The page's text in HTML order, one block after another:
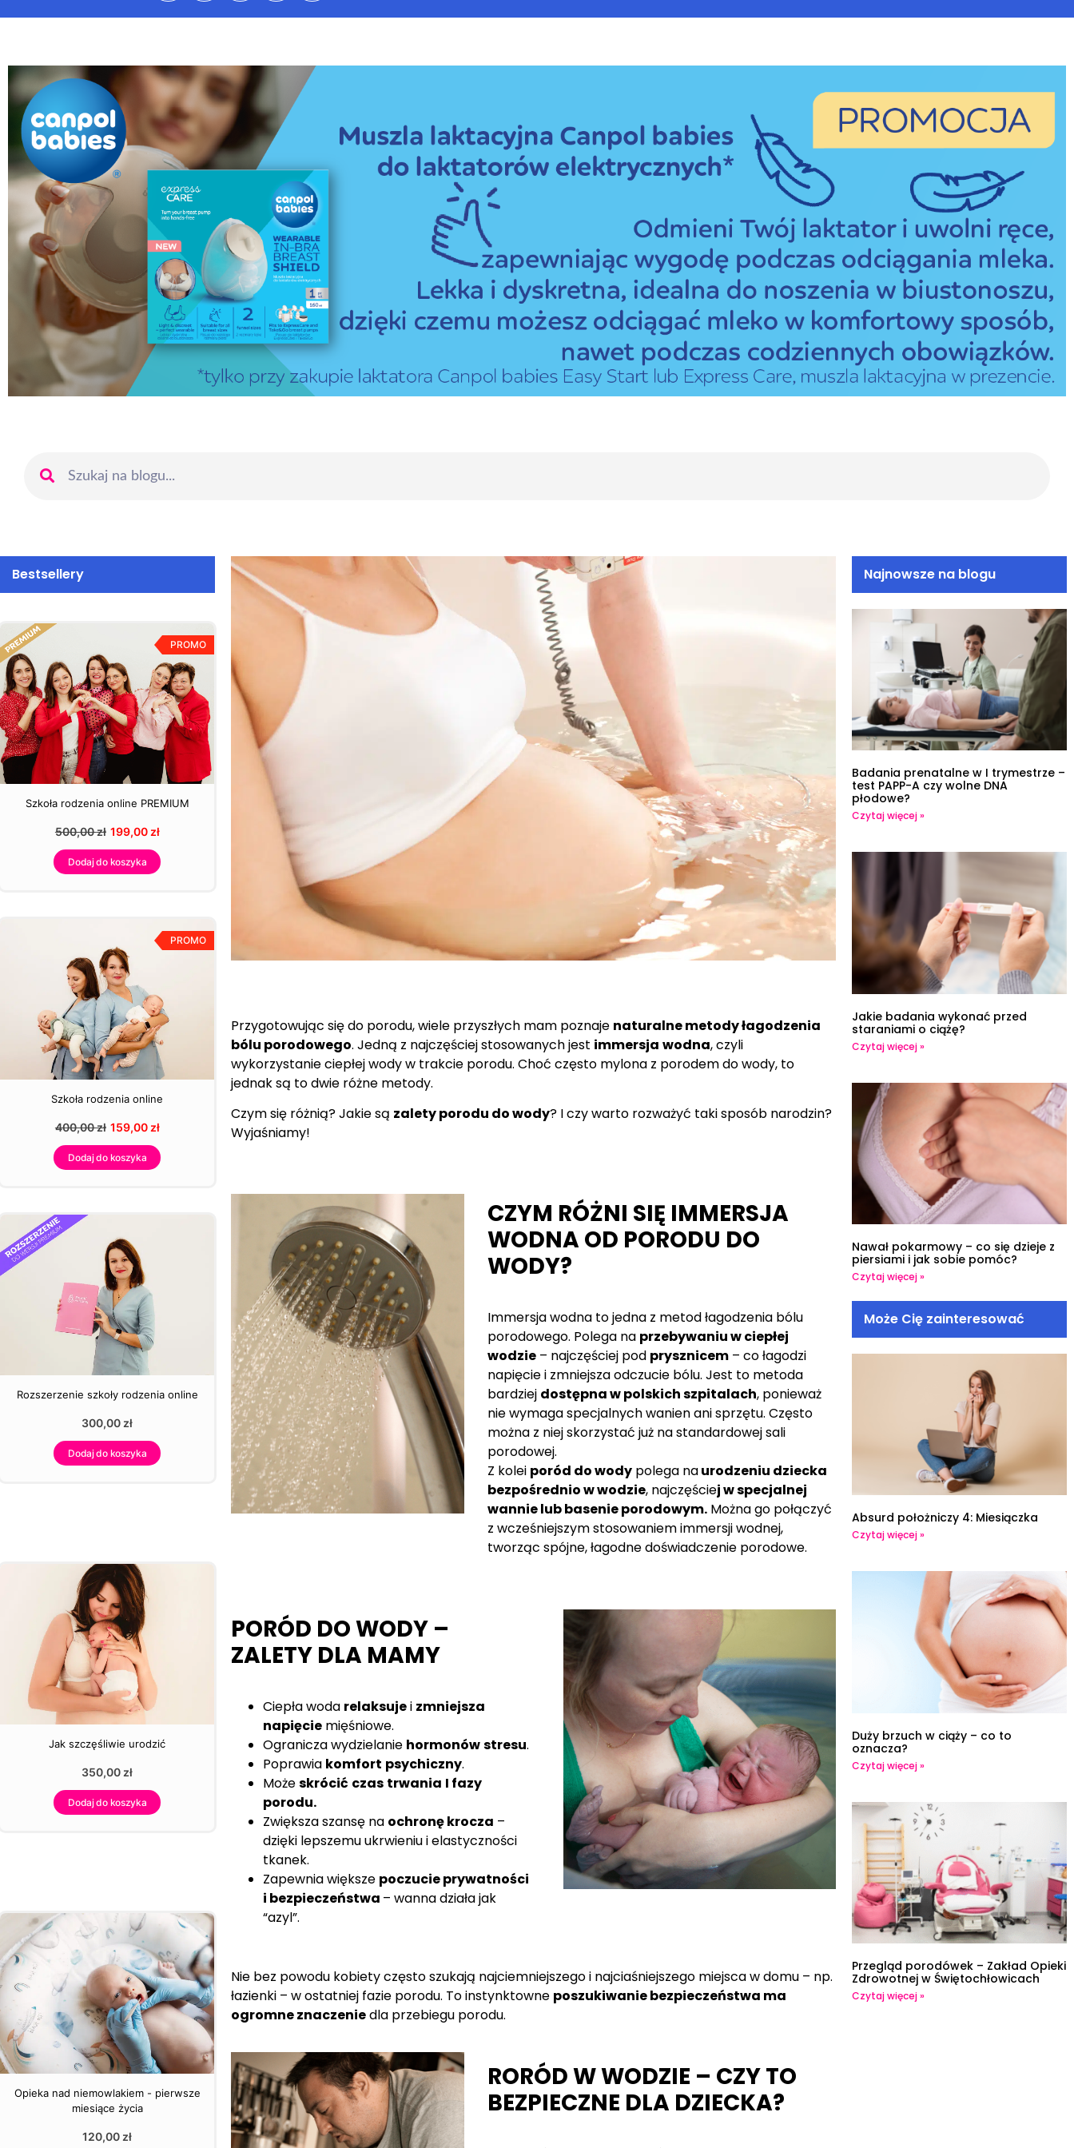
Bestsellery
PROMO
Szkoła rodzenia online PREMIUM
500,00zł 199,00 zł
Dodaj do koszyka
PROMO
Szkoła rodzenia online
400,00zł 159,00 zł
Dodaj do koszyka
Rozszerzenie szkoły rodzenia online
300,00 zł
Dodaj do koszyka
Jak szczęśliwie urodzić
350,00 zł
Dodaj do koszyka
Opieka nad niemowlakiem - pierwsze
miesiące życia
120,00zł
Przygotowując się do porodu, wiele przyszłych mam poznaje naturalne metody łagodzenia
bólu porodowego. Jedną z najczęściej stosowanych jest immersja wodna, czyli
wykorzystanie ciepłej wody w trakcie porodu. Choć często mylona z porodem do wody, to
jednak są to dwie różne metody.
Czym się różnią? Jakie są zalety porodu do wody? I czy warto rozważyć taki sposób narodzin?
Wyjaśniamy!
CZYM RÓŻNI SIĘ IMMERSJA
WODNA OD PORODU DO
WODY?
Immersja wodna to jedna z metod łagodzenia bólu
porodowego. Polega na przebywaniu w ciepłej
wodzie– najczęściej pod prysznicem– co łagodzi
napięcie i zmniejsza odczucie bólu. Jest to metoda
bardziej dostępna w polskich szpitalach, ponieważ
nie wymaga specjalnych wanien ani sprzętu. Często
można z niej skorzystać już na standardowej sali
porodowej.
Z kolei poród do wodypolega naurodzeniu dziecka
bezpośrednio w wodzie, najczęściej w specjalnej
wannie lub basenie porodowym.Można go połączyć
z wcześniejszym stosowaniem immersji wodnej,
tworząc spójne, łagodne doświadczenie porodowe.
PORÓD DO WODY –
ZALETY DLA MAMY
Ciepła woda relaksujei zmniejsza
napięciemięśniowe.
Ogranicza wydzielanie hormonówstresu.
Poprawia komfort psychiczny.
Możeskrócić czas trwania I fazy
porodu.
Zwiększa szansę na ochronę krocza –
dzięki lepszemu ukrwieniu i elastyczności
tkanek.
Zapewnia większe poczucie prywatności
i bezpieczeństwa – wanna działa jak
“azyl”.
Nie bez powodu kobiety często szukają najciemniejszego i najciaśniejszego miejsca w domu – np.
łazienki – w ostatniej fazie porodu. To instynktowne poszukiwanie bezpieczeństwa ma
ogromne znaczeniedla przebiegu porodu.
RORÓD W WODZIE – CZY TO
BEZPIECZNE DLA DZIECKA?
Najnowsze na blogu
Badania prenatalne w I trymestrze –
test PAPP-A czy wolne DNA
płodowe?
Czytaj więcej »
Jakie badania wykonać przed
staraniami o ciążę?
Czytaj więcej »
Nawał pokarmowy – co się dzieje z
piersiami i jak sobie pomóc?
Czytaj więcej »
Może Cię zainteresować
Absurd położniczy 4: Miesiączka
Czytaj więcej »
Duży brzuch w ciąży – co to
oznacza?
Czytaj więcej »
Przegląd porodówek – Zakład Opieki
Zdrowotnej w Świętochłowicach
Czytaj więcej »